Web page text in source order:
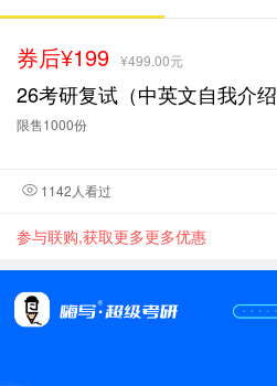
券后¥199 ¥499.00元
26考研复试（中英文自我介
限售1000份
1142人看过
参与联购,获取更多更多优惠